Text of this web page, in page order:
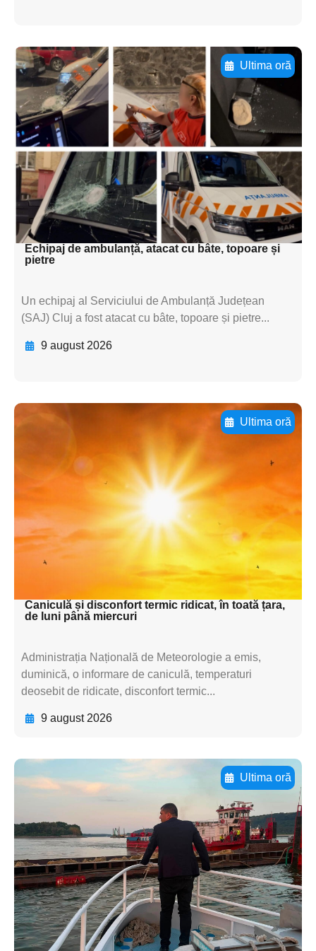
Ultima oră
Adaugă aici textul pentru
subtitluAdaugă aici
textul pentru
subtitluAdaugă aici
textul pentru
subtitluAdaugă aici
textul pentru subti
Echipaj de ambulanță, atacat cu bâte, topoare și
pietre
Un echipaj al Serviciului de Ambulanță Județean
(SAJ) Cluj a fost atacat cu bâte, topoare și pietre...
9 august 2026
Ultima oră
Adaugă aici textul pentru
subtitluAdaugă aici
textul pentru
subtitluAdaugă aici
textul pentru
subtitluAdaugă aici
textul pentru subti
Caniculă și disconfort termic ridicat, în toată țara,
de luni până miercuri
Administrația Națională de Meteorologie a emis,
duminică, o informare de caniculă, temperaturi
deosebit de ridicate, disconfort termic...
9 august 2026
Ultima oră
Adaugă aici textul pentru
subtitluAdaugă aici
textul pentru
subtitluAdaugă aici
textul pentru
subtitluAdaugă aici
textul pentru subti